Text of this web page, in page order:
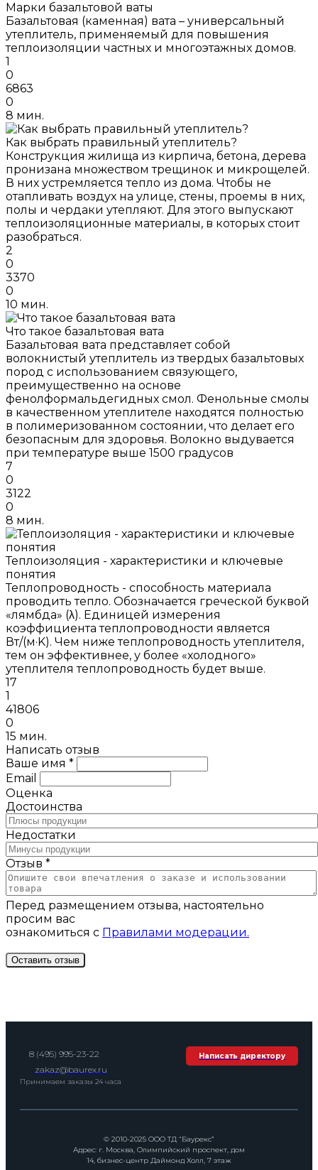
Марки базальтовой ваты
Базальтовая (каменная) вата – универсальный
утеплитель, применяемый для повышения
теплоизоляции частных и многоэтажных домов.
1
0
6863
0
8 мин.
Как выбрать правильный утеплитель?
Конструкция жилища из кирпича, бетона, дерева
пронизана множеством трещинок и микрощелей.
В них устремляется тепло из дома. Чтобы не
отапливать воздух на улице, стены, проемы в них,
полы и чердаки утепляют. Для этого выпускают
теплоизоляционные материалы, в которых стоит
разобраться.
2
0
3370
0
10 мин.
Что такое базальтовая вата
Базальтовая вата представляет собой
волокнистый утеплитель из твердых базальтовых
пород с использованием связующего,
преимущественно на основе
фенолформальдегидных смол. Фенольные смолы
в качественном утеплителе находятся полностью
в полимеризованном состоянии, что делает его
безопасным для здоровья. Волокно выдувается
при температуре выше 1500 градусов
7
0
3122
0
8 мин.
Теплоизоляция - характеристики и ключевые
понятия
Теплопроводность - способность материала
проводить тепло. Обозначается греческой буквой
«лямбда» (λ). Единицей измерения
коэффициента теплопроводности является
Вт/(м·K). Чем ниже теплопроводность утеплителя,
тем он эффективнее, у более «холодного»
утеплителя теплопроводность будет выше.
17
1
41806
0
15 мин.
Написать отзыв
Ваше имя *
Email
Оценка
Достоинства
Недостатки
Отзыв *
Перед размещением отзыва, настоятельно
просим вас
ознакомиться с Правилами модерации.
8 (495) 995-23-22
zakaz@baurex.ru
Принимаем заказы 24 часа
Написать директору
© 2010-2025 ООО ТД “Баурекс”
Адрес: г. Москва, Олимпийский проспект, дом
14, бизнес-центр Даймонд Холл, 7 этаж